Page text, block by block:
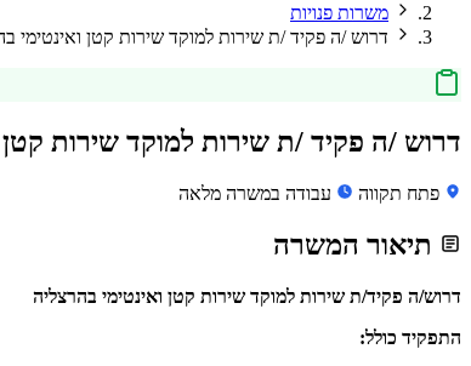
משרות פנויות
דרוש /ה פקיד /ת שירות למוקד שירות קטן ואינטימי
דרוש /ה פקיד /ת שירות למוקד שירות קטן
פתח תקווה עבודה במשרה מלאה
תיאור המשרה
דרוש/ה פקיד/ת שירות למוקד שירות קטן ואינטימי בהרצליה
התפקיד כולל: